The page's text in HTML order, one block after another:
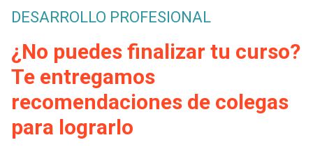
entrar
a
mi
Expand
Exploración
Expand
[Educarchile
sesión
Regístrate
de
ayuda
a
DESARROLLO PROFESIONAL
¿No puedes finalizar tu curso?
Te entregamos
recomendaciones de colegas
para lograrlo
registrarte.